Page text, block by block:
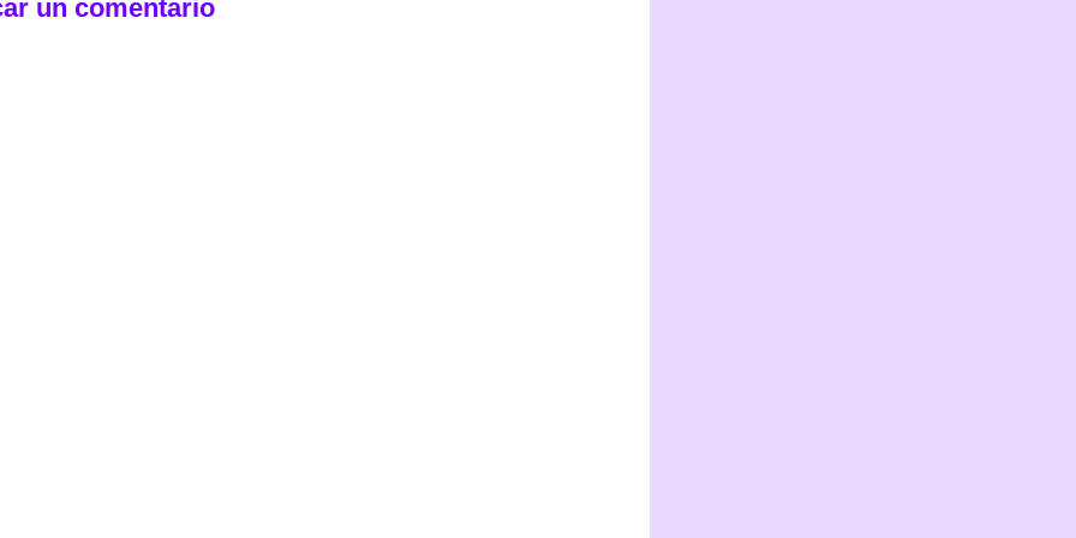
un comentario